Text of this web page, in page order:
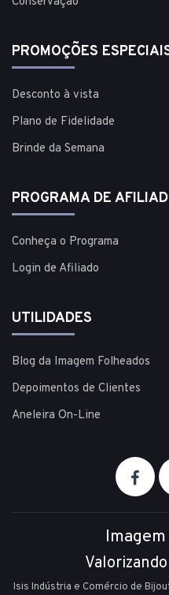
PROMOÇÕES
Desconto à vista
Plano de Fidelidade
Brinde da Semana
PROGRAMA DE
Conheça o Programa
Login de Afiliado
UTILIDADES
Blog da Imagem Folheados
Depoimentos de Clientes
Aneleira On-Line
Isis Indústria e Comércio de